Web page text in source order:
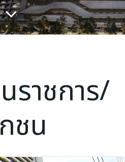
ราชการ/
ชน